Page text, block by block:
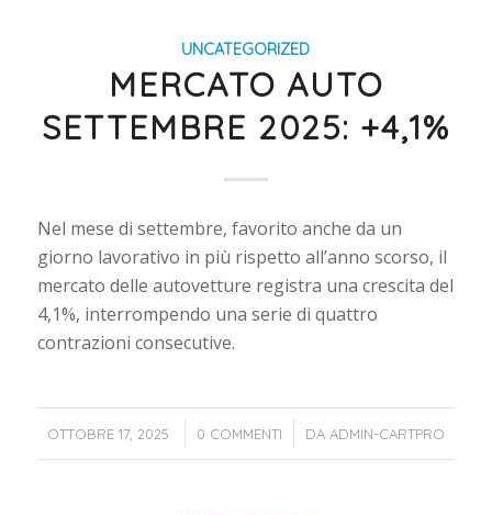
UNCATEGORIZED
MERCATO AUTO
SETTEMBRE 2025: +4,1%
Nel mese di settembre, favorito anche da un
giorno lavorativo in più rispetto all’anno scorso, il
mercato delle autovetture registra una crescita del
4,1%, interrompendo una serie di quattro
contrazioni consecutive.
OTTOBRE 17, 2025
/ 0 COMMENTI
/ DA ADMIN-CARTPRO